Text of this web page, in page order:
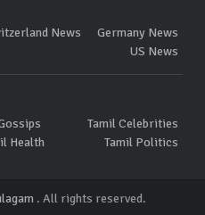
News
Germany News
US News
Tamil Celebrities
Health Tamil Politics
. All rights reserved.